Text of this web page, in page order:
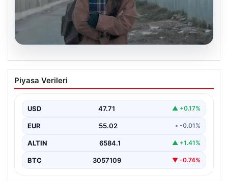
Türk sinemasında farklı bir imza: Ceylan
Özgün Özçelik’in en iyi filmleri
Piyasa Verileri
USD 47.71 ▲ +0.17%
EUR 55.02 • -0.01%
ALTIN 6584.1 ▲ +1.41%
BTC 3057109 ▼ -0.74%